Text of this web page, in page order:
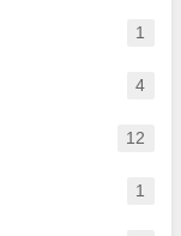
1
4
12
1